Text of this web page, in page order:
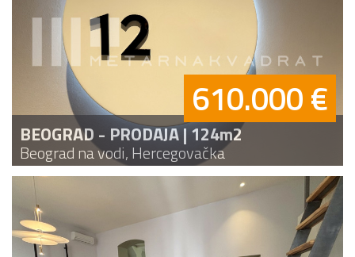
BEOGRAD - PRODAJA | 124m2
Beograd na vodi, Hercegovačka
610.000 €